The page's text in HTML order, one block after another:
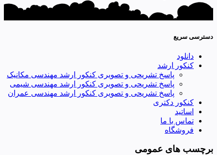
دسترسی سریع
دانلود
کنکور ارشد
پاسخ تشریحی و تصویری کنکور ارشد مهندسی مکانیک
پاسخ تشریحی و تصویری کنکور ارشد مهندسی شیمی
پاسخ تشریحی و تصویری کنکور ارشد مهندسی عمران
کنکور دکتری
اساتید
تماس با ما
فروشگاه
برچسب های عمومی